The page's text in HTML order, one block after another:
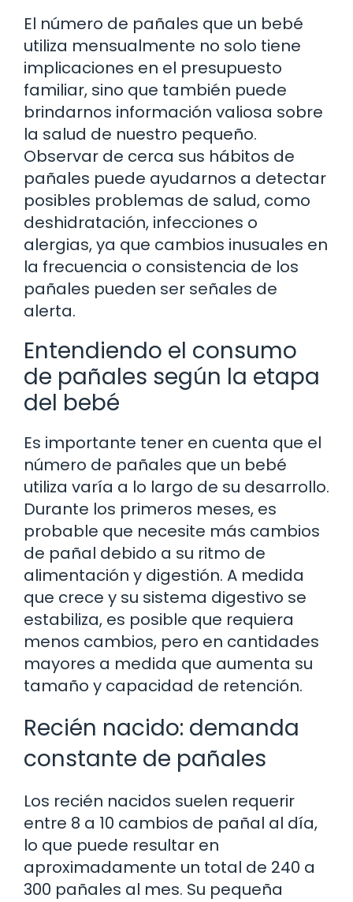
El número de pañales que un bebé
utiliza mensualmente no solo tiene
implicaciones en el presupuesto
familiar, sino que también puede
brindarnos información valiosa sobre
la salud de nuestro pequeño.
Observar de cerca sus hábitos de
pañales puede ayudarnos a detectar
posibles problemas de salud, como
deshidratación, infecciones o
alergias, ya que cambios inusuales en
la frecuencia o consistencia de los
pañales pueden ser señales de
alerta.
Entendiendo el consumo
de pañales según la etapa
del bebé
Es importante tener en cuenta que el
número de pañales que un bebé
utiliza varía a lo largo de su desarrollo.
Durante los primeros meses, es
probable que necesite más cambios
de pañal debido a su ritmo de
alimentación y digestión. A medida
que crece y su sistema digestivo se
estabiliza, es posible que requiera
menos cambios, pero en cantidades
mayores a medida que aumenta su
tamaño y capacidad de retención.
Recién nacido: demanda
constante de pañales
Los recién nacidos suelen requerir
entre 8 a 10 cambios de pañal al día,
lo que puede resultar en
aproximadamente un total de 240 a
300 pañales al mes. Su pequeña